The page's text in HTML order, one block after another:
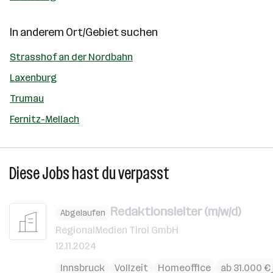
In anderem Ort/Gebiet suchen
Strasshof an der Nordbahn
Laxenburg
Trumau
Fernitz-Mellach
Diese Jobs hast du verpasst
Abgelaufen Redaktionsleiter (m/w/d)
RegionalMedien Tirol GmbH
12.11.2024
Innsbruck
Vollzeit Homeoffice ab 31.000